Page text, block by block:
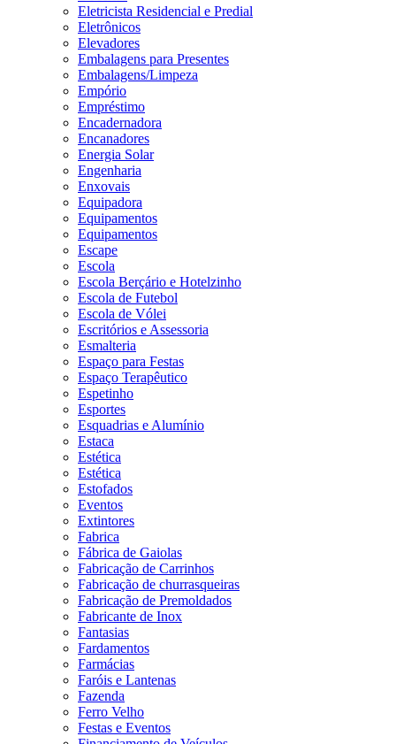
Eletricista Residencial e Predial
Eletrônicos
Elevadores
Embalagens para Presentes
Embalagens/Limpeza
Empório
Empréstimo
Encadernadora
Encanadores
Energia Solar
Engenharia
Enxovais
Equipadora
Equipamentos
Equipamentos
Escape
Escola
Escola Berçário e Hotelzinho
Escola de Futebol
Escola de Vólei
Escritórios e Assessoria
Esmalteria
Espaço para Festas
Espaço Terapêutico
Espetinho
Esportes
Esquadrias e Alumínio
Estaca
Estética
Estética
Estofados
Eventos
Extintores
Fabrica
Fábrica de Gaiolas
Fabricação de Carrinhos
Fabricação de churrasqueiras
Fabricação de Premoldados
Fabricante de Inox
Fantasias
Fardamentos
Farmácias
Faróis e Lantenas
Fazenda
Ferro Velho
Festas e Eventos